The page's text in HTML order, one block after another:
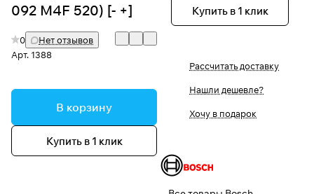
092 M4F 520) [- +]
0
Нет отзывов
Арт. 1388
В корзину
Купить в 1 клик
Купить в 1 клик
Рассчитать доставку
Нашли дешевле?
Хочу в подарок